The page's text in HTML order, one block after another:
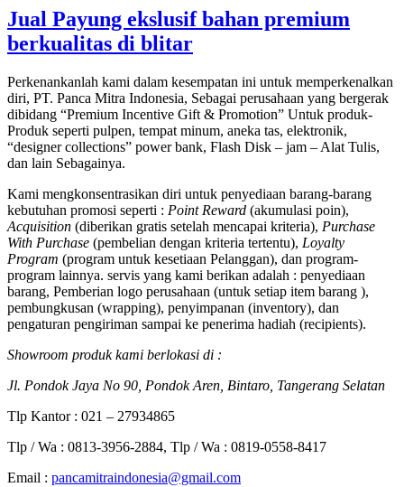
Jual Payung ekslusif bahan premium
berkualitas di blitar
Perkenankanlah kami dalam kesempatan ini untuk memperkenalkan
diri, PT. Panca Mitra Indonesia, Sebagai perusahaan yang bergerak
dibidang “Premium Incentive Gift & Promotion” Untuk produk-
Produk seperti pulpen, tempat minum, aneka tas, elektronik,
“designer collections” power bank, Flash Disk – jam – Alat Tulis,
dan lain Sebagainya.
Kami mengkonsentrasikan diri untuk penyediaan barang-barang
kebutuhan promosi seperti : Point Reward (akumulasi poin),
Acquisition (diberikan gratis setelah mencapai kriteria), Purchase
With Purchase (pembelian dengan kriteria tertentu), Loyalty
Program (program untuk kesetiaan Pelanggan), dan program-
program lainnya. servis yang kami berikan adalah : penyediaan
barang, Pemberian logo perusahaan (untuk setiap item barang ),
pembungkusan (wrapping), penyimpanan (inventory), dan
pengaturan pengiriman sampai ke penerima hadiah (recipients).
Showroom produk kami berlokasi di :
Jl. Pondok Jaya No 90, Pondok Aren, Bintaro, Tangerang Selatan
Tlp Kantor : 021 – 27934865
Tlp / Wa : 0813-3956-2884, Tlp / Wa : 0819-0558-8417
Email : pancamitraindonesia@gmail.com